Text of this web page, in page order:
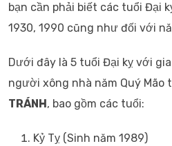
bạn cần phải biết các tuổi Đại
1930, 1990 cũng như đối với
Dưới đây là 5 tuổi Đại kỵ với
người xông nhà năm Quý Mão
TRÁNH, bao gồm các tuổi:
Kỷ Tỵ (Sinh năm 1989)